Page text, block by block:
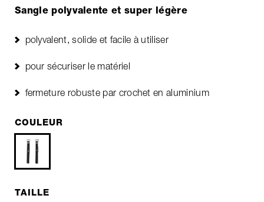
Sangle polyvalente et super légère
polyvalent, solide et facile à utiliser
pour sécuriser le matériel
fermeture robuste par crochet en aluminium
COULEUR
TAILLE